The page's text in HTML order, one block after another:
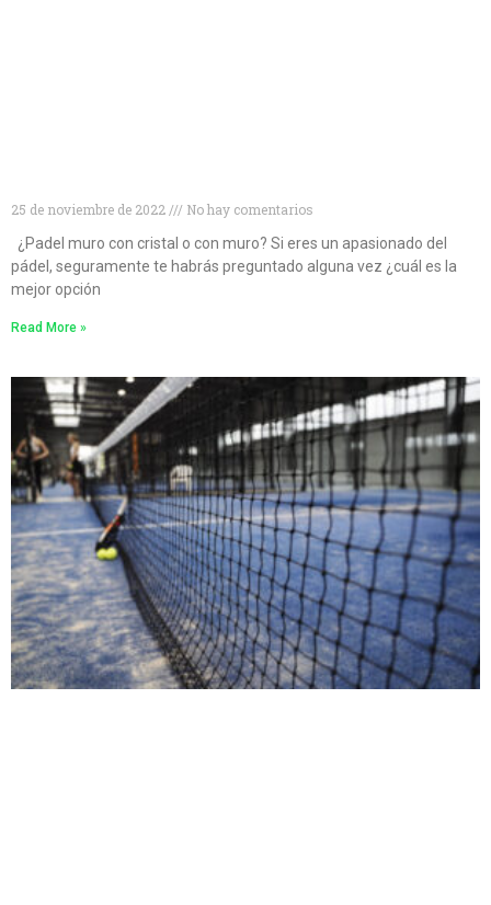
25 de noviembre de 2022
No hay comentarios
¿Padel muro con cristal o con muro? Si eres un apasionado del
pádel, seguramente te habrás preguntado alguna vez ¿cuál es la
mejor opción
Read More »